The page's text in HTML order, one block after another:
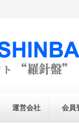
運営会社 会員